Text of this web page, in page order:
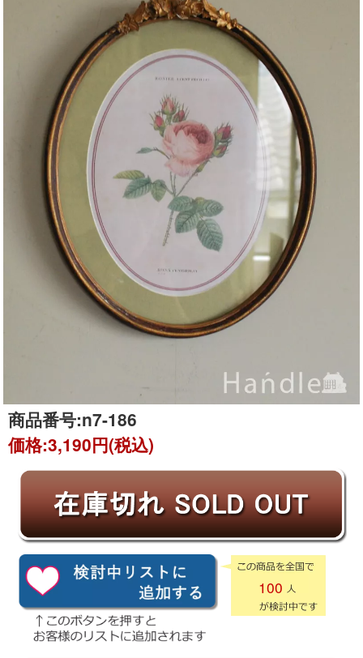
商品番号:n7-186
価格:3,190円(税込)
100